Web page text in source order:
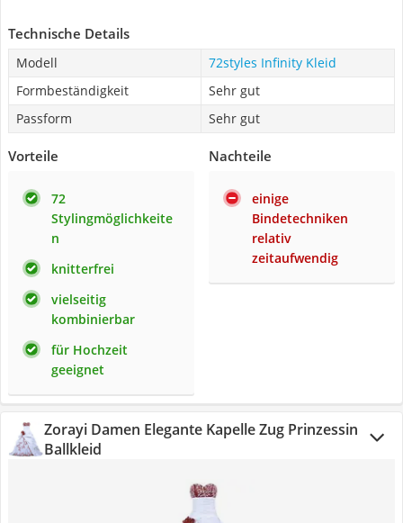
Technische Details
Modell
72styles Infinity Kleid
Formbeständigkeit
Sehr gut
Passform
Sehr gut
Vorteile
72
Stylingmöglichkeite
n
knitterfrei
vielseitig
kombinierbar
für Hochzeit
geeignet
Nachteile
einige
Bindetechniken
relativ
zeitaufwendig
Zorayi Damen Elegante Kapelle Zug Prinzessin
Ballkleid